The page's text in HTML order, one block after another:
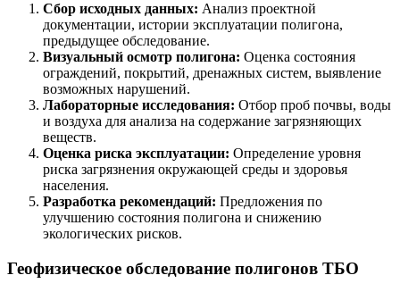
Сбор исходных данных: Анализ проектной
документации, истории эксплуатации полигона,
предыдущее обследование.
Визуальный осмотр полигона: Оценка состояния
ограждений, покрытий, дренажных систем, выявление
возможных нарушений.
Лабораторные исследования: Отбор проб почвы, воды
и воздуха для анализа на содержание загрязняющих
веществ.
Оценка риска эксплуатации: Определение уровня
риска загрязнения окружающей среды и здоровья
населения.
Разработка рекомендаций: Предложения по
улучшению состояния полигона и снижению
экологических рисков.
Геофизическое обследование полигонов ТБО